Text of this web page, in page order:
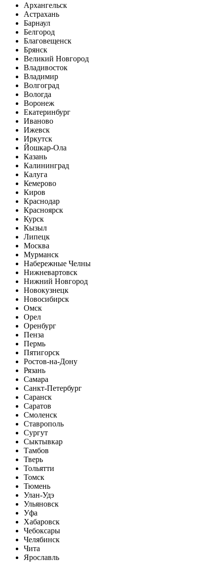
Архангельск
Астрахань
Барнаул
Белгород
Благовещенск
Брянск
Великий Новгород
Владивосток
Владимир
Волгоград
Вологда
Воронеж
Екатеринбург
Иваново
Ижевск
Иркутск
Йошкар-Ола
Казань
Калининград
Калуга
Кемерово
Киров
Краснодар
Красноярск
Курск
Кызыл
Липецк
Москва
Мурманск
Набережные Челны
Нижневартовск
Нижний Новгород
Новокузнецк
Новосибирск
Омск
Орел
Оренбург
Пенза
Пермь
Пятигорск
Ростов-на-Дону
Рязань
Самара
Санкт-Петербург
Саранск
Саратов
Смоленск
Ставрополь
Сургут
Сыктывкар
Тамбов
Тверь
Тольятти
Томск
Тюмень
Улан-Удэ
Ульяновск
Уфа
Хабаровск
Чебоксары
Челябинск
Чита
Ярославль